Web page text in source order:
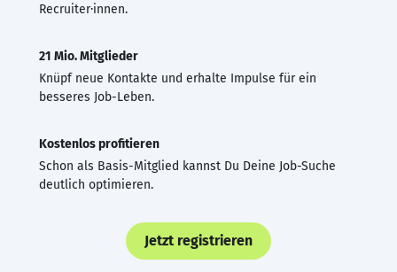
Recruiter·innen.
21 Mio. Mitglieder
Knüpf neue Kontakte und erhalte Impulse für ein
besseres Job-Leben.
Kostenlos profitieren
Schon als Basis-Mitglied kannst Du Deine Job-Suche
deutlich optimieren.
Jetzt registrieren